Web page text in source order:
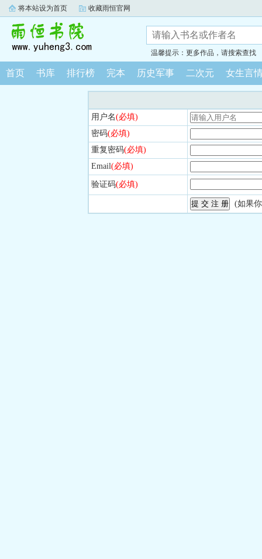
将本站设为首页 收藏雨恒官网
温馨提示：更多作品，请搜索查找
首页 书库 排行榜 完本 历史军事 二次元 女生言
用户名(必填)
密码(必填)
重复密码(必填)
Email(必填)
验证码(必填)
(如果